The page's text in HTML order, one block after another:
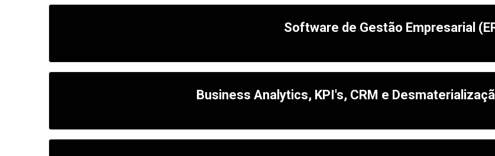
Software de Gestão Empresarial
Business Analytics, KPI's, CRM e